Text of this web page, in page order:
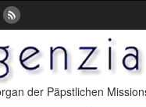
der Päpstlichen